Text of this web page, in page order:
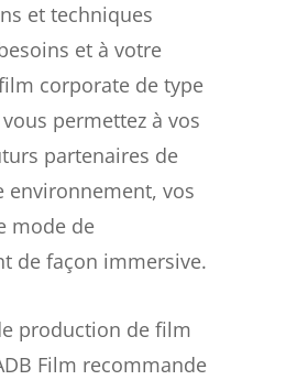
et techniques
et à votre
corporate de type
permettez à vos
partenaires de
environnement, vos
mode de
de façon immersive.
production de film
Film recommande